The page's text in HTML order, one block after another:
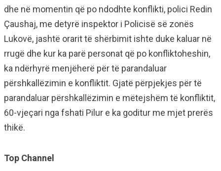
dhe në momentin që po ndodhte konflikti, polici Redin
Çaushaj, me detyrë inspektor i Policisë së zonës
Lukovë, jashtë orarit të shërbimit ishte duke kaluar në
rrugë dhe kur ka parë personat që po konfliktoheshin,
ka ndërhyrë menjëherë për të parandaluar
përshkallëzimin e konfliktit. Gjatë përpjekjes për të
parandaluar përshkallëzimin e mëtejshëm të konfliktit,
60-vjeçari nga fshati Pilur e ka goditur me mjet prerës
thikë.
Top Channel